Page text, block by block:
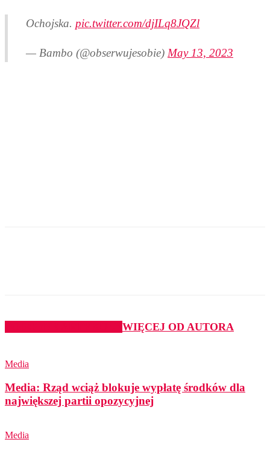
Ochojska. pic.twitter.com/djILq8JQZl
— Bambo (@obserwujesobie) May 13, 2023
WIĘCEJ OD AUTORA
Media
Media: Rząd wciąż blokuje wypłatę środków dla
największej partii opozycyjnej
Media